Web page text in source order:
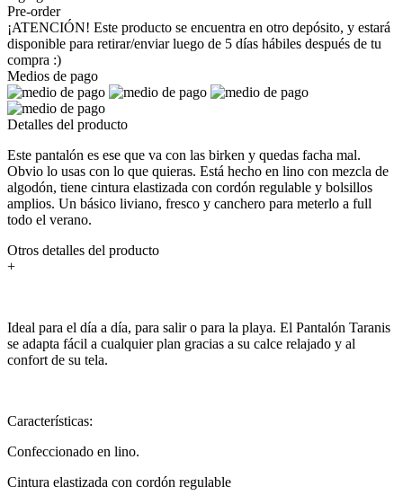
Pre-order
¡ATENCIÓN! Este producto se encuentra en otro depósito, y estará
disponible para retirar/enviar luego de 5 días hábiles después de tu
compra :)
Medios de pago
Detalles del producto
Este pantalón es ese que va con las birken y quedas facha mal.
Obvio lo usas con lo que quieras. Está hecho en lino con mezcla de
algodón, tiene cintura elastizada con cordón regulable y bolsillos
amplios. Un básico liviano, fresco y canchero para meterlo a full
todo el verano.
Otros detalles del producto
+
Ideal para el día a día, para salir o para la playa. El Pantalón Taranis
se adapta fácil a cualquier plan gracias a su calce relajado y al
confort de su tela.
Características:
Confeccionado en lino.
Cintura elastizada con cordón regulable